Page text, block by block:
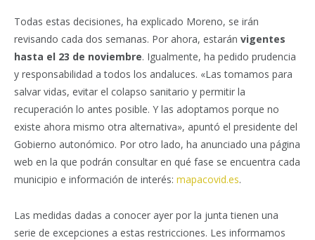
Todas estas decisiones, ha explicado Moreno, se irán
revisando cada dos semanas. Por ahora, estarán vigentes
hasta el 23 de noviembre. Igualmente, ha pedido prudencia
y responsabilidad a todos los andaluces. «Las tomamos para
salvar vidas, evitar el colapso sanitario y permitir la
recuperación lo antes posible. Y las adoptamos porque no
existe ahora mismo otra alternativa», apuntó el presidente del
Gobierno autonómico. Por otro lado, ha anunciado una página
web en la que podrán consultar en qué fase se encuentra cada
municipio e información de interés: mapacovid.es.
Las medidas dadas a conocer ayer por la junta tienen una
serie de excepciones a estas restricciones. Les informamos